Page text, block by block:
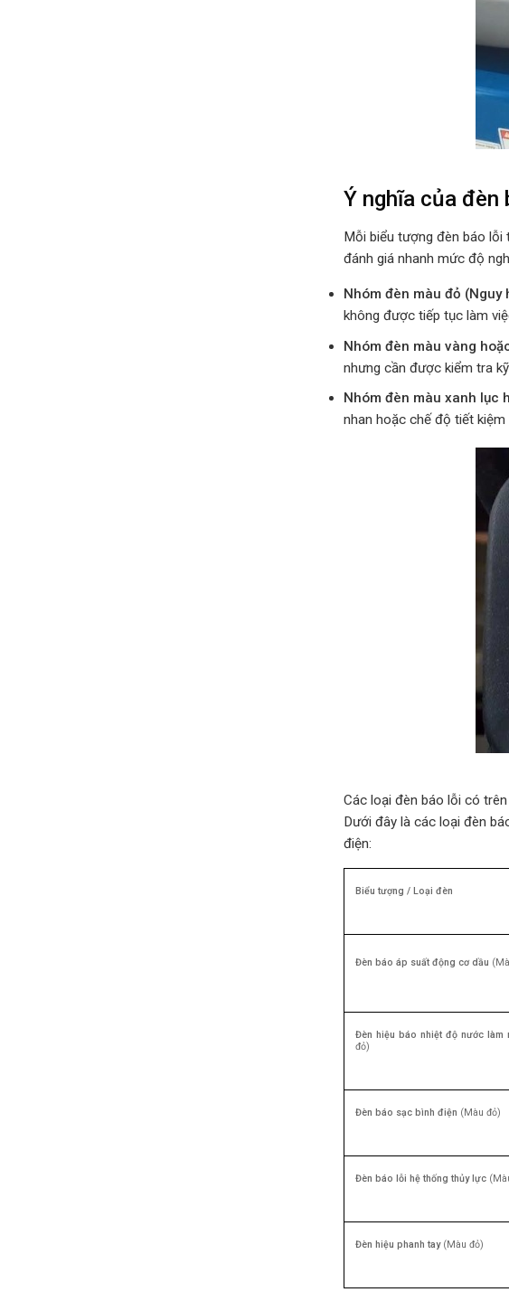
Ý nghĩa của đèn
Mỗi biểu tượng đèn báo lỗi
đánh giá nhanh mức độ
Nhóm đèn màu đỏ (Nguy
không được tiếp tục làm
Nhóm đèn màu vàng
nhưng cần được kiểm tra
Nhóm đèn màu xanh lục
nhan hoặc chế độ tiết kiệm
Các loại đèn báo lỗi có
Dưới đây là các loại đèn
điện:
Biểu tượng / Loại đèn
Đèn báo áp suất động cơ dầu
Đèn hiệu báo nhiệt độ nước làm
đỏ)
Đèn báo sạc bình điện (Màu đỏ)
Đèn báo lỗi hệ thống thủy lực
Đèn hiệu phanh tay(Màu đỏ)